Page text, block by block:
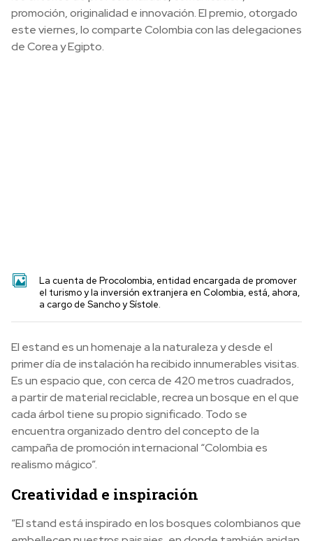
promoción, originalidad e innovación. El premio, otorgado
este viernes, lo comparte Colombia con las delegaciones
de Corea y Egipto.
La cuenta de Procolombia, entidad encargada de promover
el turismo y la inversión extranjera en Colombia, está, ahora,
a cargo de Sancho y Sístole.
El estand es un homenaje a la naturaleza y desde el
primer día de instalación ha recibido innumerables visitas.
Es un espacio que, con cerca de 420 metros cuadrados,
a partir de material reciclable, recrea un bosque en el que
cada árbol tiene su propio significado. Todo se
encuentra organizado dentro del concepto de la
campaña de promoción internacional “Colombia es
realismo mágico”.
Creatividad e inspiración
“El stand está inspirado en los bosques colombianos que